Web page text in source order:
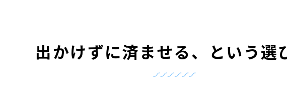
出かけずに済ませる、という選